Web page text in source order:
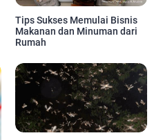
Tips Sukses Memulai Bisnis
Makanan dan Minuman dari
Rumah